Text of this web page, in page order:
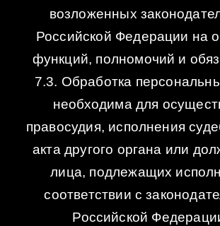
возложенных
Российской Федерации на
функций, полномочий и
7.3. Обработка
необходима для
правосудия, исполнения
акта другого органа или
лица, подлежащих
соответствии с
Российской